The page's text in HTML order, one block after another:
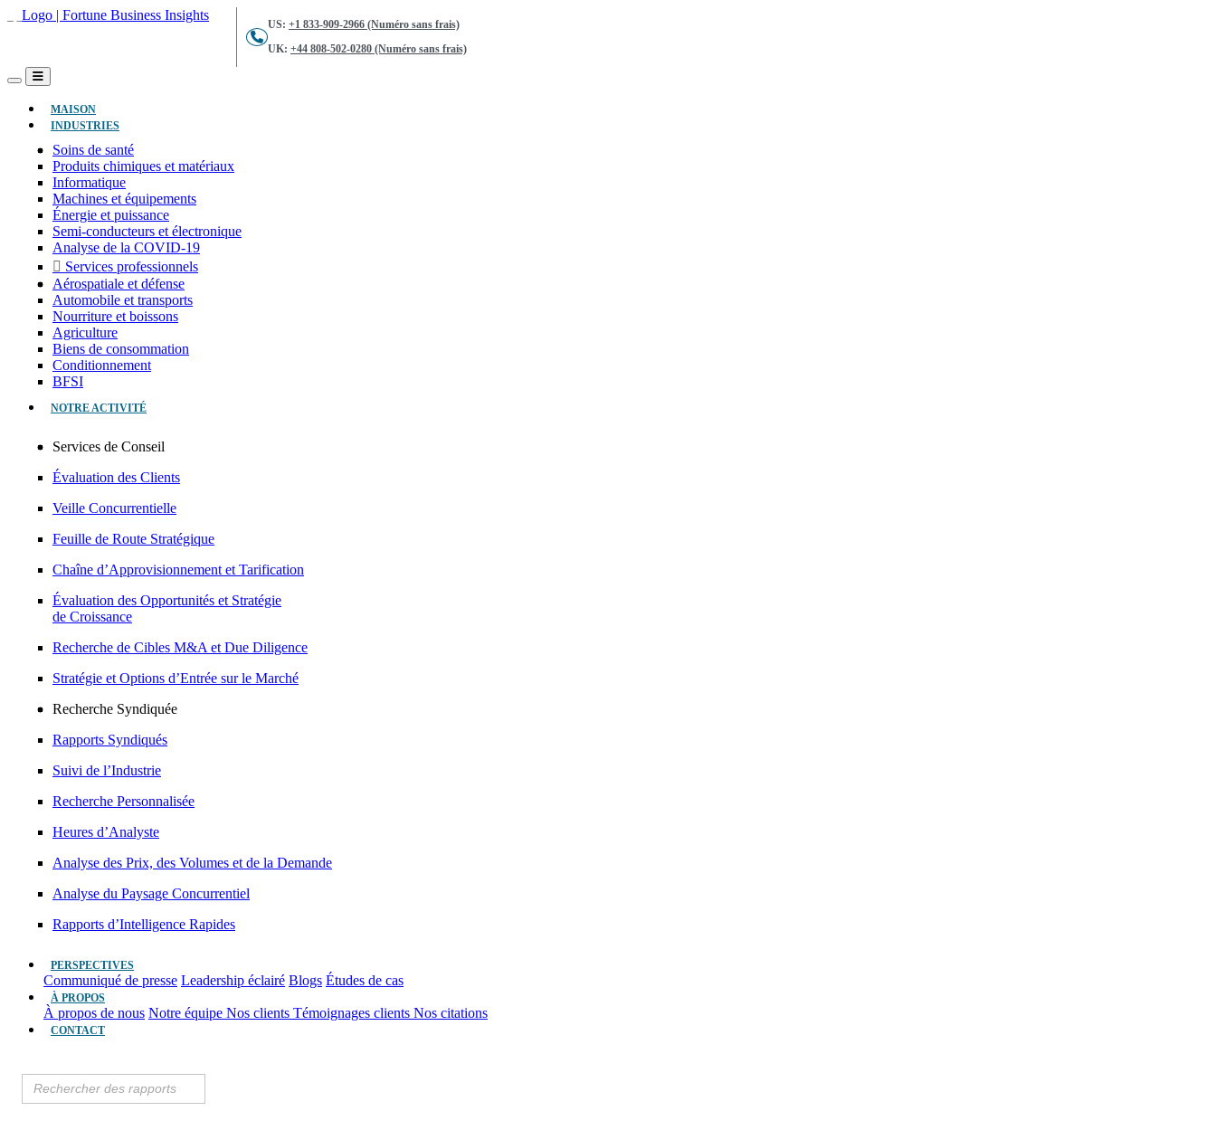
US: +1 833-909-2966 (Numéro sans frais)
UK: +44 808-502-0280 (Numéro sans frais)
MAISON(ACTUEL)
INDUSTRIES
Soins de santé
Produits chimiques et matériaux
Informatique
Machines et équipements
Énergie et puissance
Semi-conducteurs et électronique
Analyse de la COVID-19
Services professionnels
Aérospatiale et défense
Automobile et transports
Nourriture et boissons
Agriculture
Biens de consommation
Conditionnement
BFSI
NOTRE ACTIVITÉ
Services de Conseil
Évaluation des Clients
Veille Concurrentielle
Feuille de Route Stratégique
Chaîne d’Approvisionnement et Tarification
Évaluation des Opportunités et Stratégie
de Croissance
Recherche de Cibles M&A et Due Diligence
Stratégie et Options d’Entrée sur le Marché
Recherche Syndiquée
Rapports Syndiqués
Suivi de l’Industrie
Recherche Personnalisée
Heures d’Analyste
Analyse des Prix, des Volumes et de la Demande
Analyse du Paysage Concurrentiel
Rapports d’Intelligence Rapides
PERSPECTIVES
Communiqué de presse Leadership éclairé Blogs Études de cas
À PROPOS
À propos de nous Notre équipe Nos clients Témoignages clients Nos citations
CONTACT